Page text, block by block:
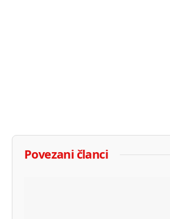
Povezani članci